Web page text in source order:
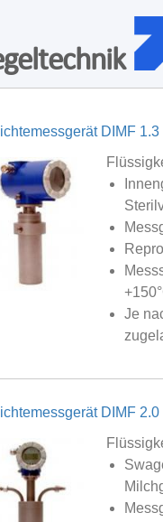
DIMF 1.3
Je
DIMF 2.0